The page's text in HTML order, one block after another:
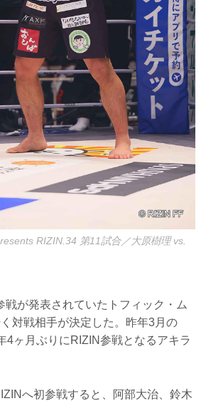
RIZIN.34 第11試合／大原樹理 vs.
戦が発表されていたトフィック・ム
対戦相手が決定した。昨年3月の
4ヶ月ぶりにRIZIN参戦となるアキラ
へ初参戦すると、阿部大治、鈴木